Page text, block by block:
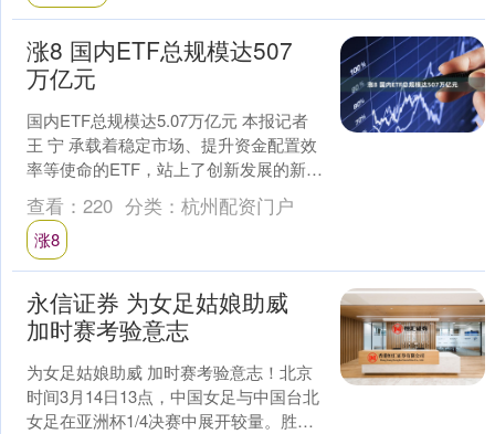
涨8 国内ETF总规模达507
万亿元
国内ETF总规模达5.07万亿元 本报记者
王 宁 承载着稳定市场、提升资金配置效
率等使命的ETF，站上了创新发展的新起
点。Wind资讯数据显示，截至8月26日....
查看： 220 分类： 杭州配资门户
涨8
永信证券 为女足姑娘助威
加时赛考验意志
为女足姑娘助威 加时赛考验意志！北京
时间3月14日13点，中国女足与中国台北
女足在亚洲杯1/4决赛中展开较量。胜者